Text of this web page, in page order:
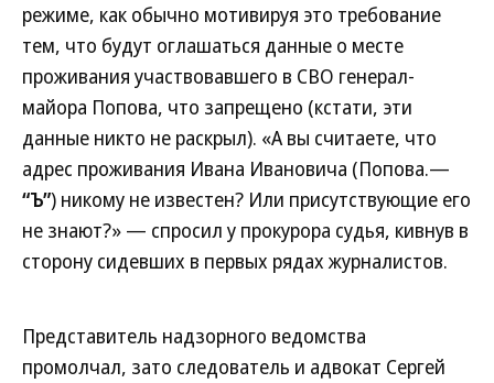
режиме, как обычно мотивируя это требование
тем, что будут оглашаться данные о месте
проживания участвовавшего в СВО генерал-
майора Попова, что запрещено (кстати, эти
данные никто не раскрыл). «А вы считаете, что
адрес проживания Ивана Ивановича (Попова.—
“Ъ”) никому не известен? Или присутствующие его
не знают?» — спросил у прокурора судья, кивнув в
сторону сидевших в первых рядах журналистов.
Представитель надзорного ведомства
промолчал, зато следователь и адвокат Сергей